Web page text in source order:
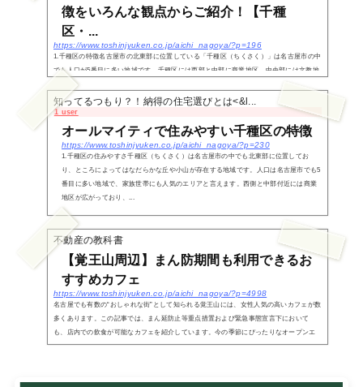
徴をいろんな観点からご紹介！【千種
区・...
https://www.toshinjyuken.co.jp/aichi_nagoya/?p=196
1.千種区の特徴名古屋市の北東部に位置している「千種区（ちくさく）」は名古屋市の中
でも人口が5番目に多い地域です。千種区には西部と中部に商業地区、中央部には文教地
区があり、家族世帯にも住みやすい地域構成となっています。千種区の中央部にある池
下、覚王山...
知ってるつもり？！納得の住宅選びとは<&l...
1 user
オールマイティで住みやすい千種区の特徴
https://www.toshinjyuken.co.jp/aichi_nagoya/?p=230
1.千種区の住みやすさ千種区（ちくさく）は名古屋市の中でも北東部に位置してお
り、ところによってはなだらかな丘や小山が存在する地域です。人口は名古屋市でも5
番目に多い地域で、家族世帯にも人気のエリアと言えます。西側と中部付近には商業
地区が広がっており、...
不動産の教科書
【覚王山周辺】まん防期間も利用できるお
すすめカフェ
https://www.toshinjyuken.co.jp/aichi_nagoya/?p=4998
名古屋でも有数の“おしゃれな街”として知られる覚王山には、女性人気の高いカフェが数
多くあります。この記事では、まん延防止等重点措置および緊急事態宣言下において
も、店内での飲食が可能なカフェを紹介しています。今の季節にぴったりなオープンエ
アのカフェも...